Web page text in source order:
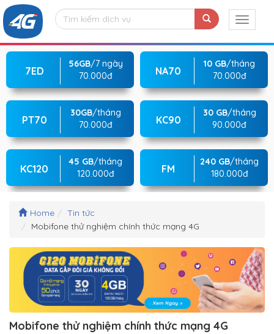
7ED
56GB/7 ngày
70.000đ
NA70
10 GB/tháng
70.000đ
PT70
30GB/tháng
70.000đ
KC90
30 GB/tháng
90.000đ
KC120
45 GB/tháng
120.000đ
FM
240 GB/tháng
180.000đ
Home
Tin tức
Mobifone thử nghiệm chính thức mạng 4G
Mobifone thử nghiệm chính thức mạng 4G